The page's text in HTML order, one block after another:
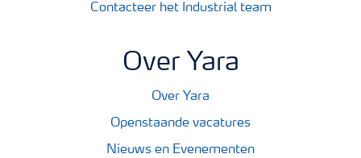
Contacteer het Industrial team
Over Yara
Over Yara
Openstaande vacatures
Nieuws en Evenementen